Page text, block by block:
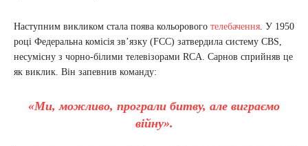
Наступним викликом стала поява кольорового телебачення. У 1950
році Федеральна комісія зв’язку (FCC) затвердила систему CBS,
несумісну з чорно-білими телевізорами RCA. Сарнов сприйняв це
як виклик. Він запевнив команду:
«Ми, можливо, програли битву, але виграємо
війну».